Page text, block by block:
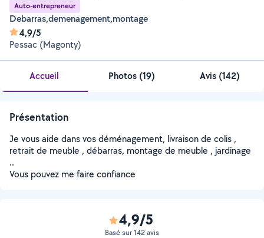
Auto-entrepreneur
Debarras,demenagement,montage
4,9/5
Pessac (Magonty)
Accueil Photos (19) Avis (142)
Présentation
Je vous aide dans vos déménagement, livraison de colis ,
retrait de meuble , débarras, montage de meuble , jardinage
..
Vous pouvez me faire confiance
4,9/5
Basé sur 142 avis